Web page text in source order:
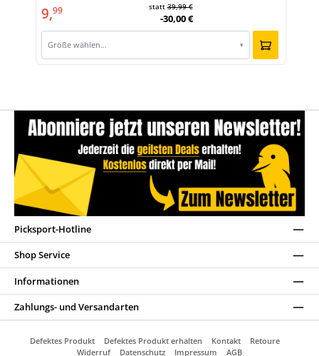
9,99 statt39,99 €
-30,00 €
Größe wählen… ▾
Picksport-Hotline
Shop Service
Informationen
Zahlungs- und Versandarten
Defektes Produkt Defektes Produkt erhalten Kontakt
Retoure
Widerruf
Datenschutz Impressum AGB